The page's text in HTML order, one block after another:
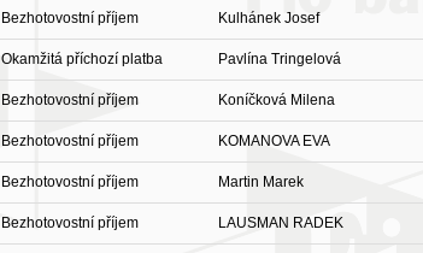
Bezhotovostní příjem Kulhánek Josef
Okamžitá příchozí platba Pavlína Tringelová
Bezhotovostní příjem Koníčková Milena
Bezhotovostní příjem KOMANOVA EVA
Bezhotovostní příjem Martin Marek
Bezhotovostní příjem LAUSMAN RADEK